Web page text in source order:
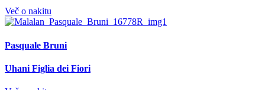
Več o nakitu
Pasquale Bruni
Uhani Figlia dei Fiori